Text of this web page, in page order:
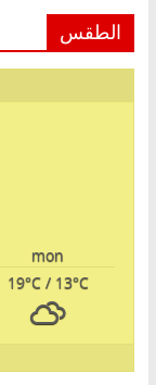
الطقس
mon
19°C/ 13°C